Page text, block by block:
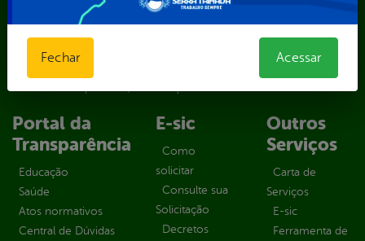
Secretaria Municipal de Saúde – SMS
Portal da
Transparência
Educação
Saúde
Atos normativos
Central de Dúvidas
E-sic
Como
solicitar
Consulte sua
Solicitação
Decretos
Outros
Serviços
Carta de
Serviços
E-sic
Ferramenta de
Fechar Acessar